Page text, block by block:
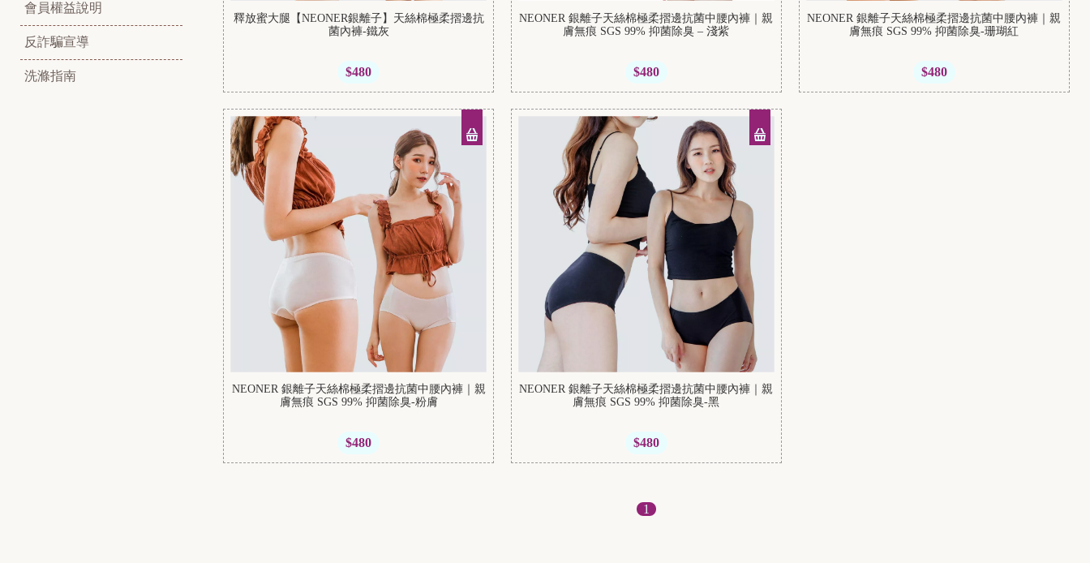
會員權益說明
反詐騙宣導
洗滌指南
釋放蜜大腿【NEONER銀離子】天絲棉極柔摺邊抗
菌內褲-鐵灰
$480
NEONER 銀離子天絲棉極柔摺邊抗菌中腰內褲｜親
膚無痕 SGS 99% 抑菌除臭 – 淺紫
$480
NEONER 銀離子天絲棉極柔摺邊抗菌中腰內褲｜親
膚無痕 SGS 99% 抑菌除臭-珊瑚紅
$480
NEONER 銀離子天絲棉極柔摺邊抗菌中腰內褲｜親
膚無痕 SGS 99% 抑菌除臭-粉膚
$480
NEONER 銀離子天絲棉極柔摺邊抗菌中腰內褲｜親
膚無痕 SGS 99% 抑菌除臭-黑
$480
1